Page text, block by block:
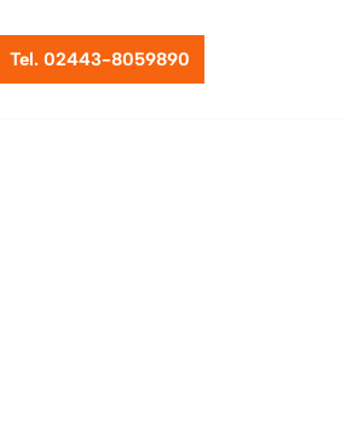
Tel. 02443-8059890